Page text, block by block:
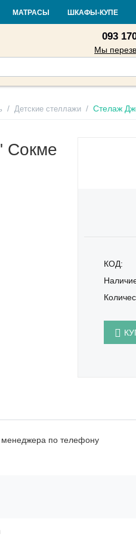
Доставка и оплата Гарантия и
093
Мы
МАТРАСЫ ШКАФЫ-КУПЕ
/ Детские стеллажи / Стелаж
Сокме
КОД:
менеджера по телефону